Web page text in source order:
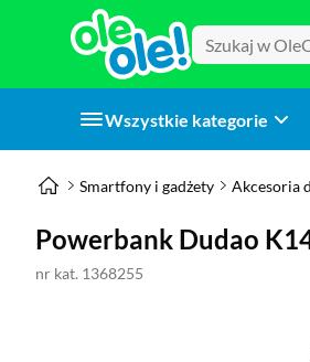
Wszystkie kategorie
Smartfony i gadżety Akcesoria
Powerbank Dudao
nr kat. 1368255